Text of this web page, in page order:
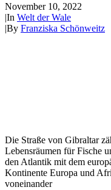
November 10, 2022
|In Welt der Wale
|By Franziska Schönweitz
Die Straße von Gibraltar
Lebensräumen für Fische
den Atlantik mit dem
Kontinente Europa und
voneinander